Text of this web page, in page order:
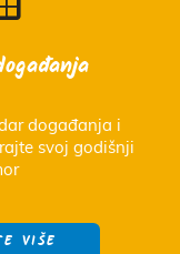
događanja i
svoj godišnji
VIŠE